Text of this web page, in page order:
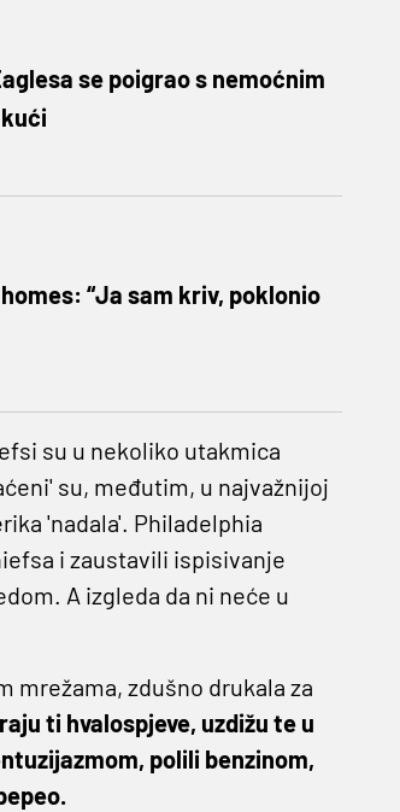
se poigrao s nemoćnim
“Ja sam kriv, poklonio
su u nekoliko utakmica
su, međutim, u najvažnijoj
'nadala'. Philadelphia
i zaustavili ispisivanje
A izgleda da ni neće u
mrežama, zdušno drukala za
ti hvalospjeve, uzdižu te u
polili benzinom,